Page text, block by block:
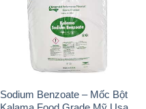
Sodium Benzoate – Mốc Bột